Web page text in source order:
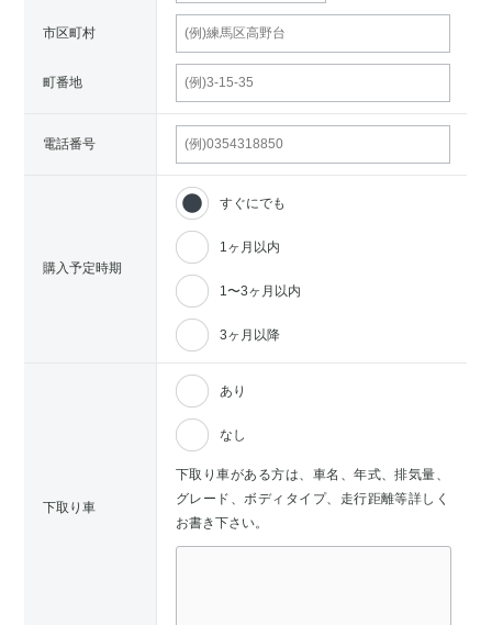
市区町村
町番地
電話番号
購入予定時期
すぐにでも
1ヶ月以内
1〜3ヶ月以内
3ヶ月以降
下取り車
あり
なし
下取り車がある方は、車名、年式、排気量、
グレード、ボディタイプ、走行距離等詳しく
お書き下さい。